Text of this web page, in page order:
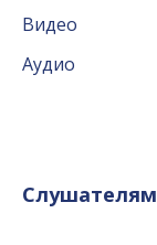
Видео
Аудио
Слушателям